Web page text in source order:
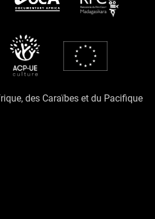
des Caraïbes et du Pacifique